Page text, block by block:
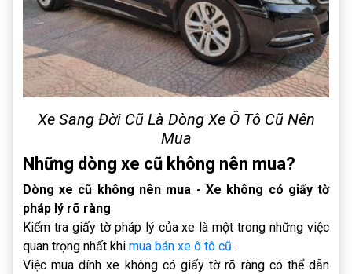
Xe Sang Đời Cũ Là Dòng Xe Ô Tô Cũ Nên
Mua
Những dòng xe cũ không nên mua?
Dòng xe cũ không nên mua - Xe không có giấy tờ
pháp lý rõ ràng
Kiểm tra giấy tờ pháp lý của xe là một trong những việc
quan trọng nhất khi mua bán xe ô tô cũ.
Việc mua dính xe không có giấy tờ rõ ràng có thể dẫn